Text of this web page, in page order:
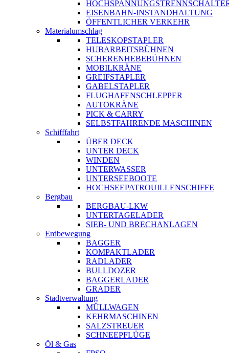
EISENBAHN-INSTANDHALTUNG
ÖFFENTLICHER VERKEHR
Materialumschlag
TELESKOPSTAPLER
HUBARBEITSBÜHNEN
SCHERENHEBEBÜHNEN
MOBILKRÄNE
GREIFSTAPLER
GABELSTAPLER
FLUGHAFENSCHLEPPER
AUTOKRÄNE
PICK & CARRY
SELBSTFAHRENDE MASCHINEN
Schifffahrt
ÜBER DECK
UNTER DECK
WINDEN
UNTERWASSER
UNTERSEEBOOTE
HOCHSEEPATROUILLENSCHIFFE
Bergbau
BERGBAU-LKW
UNTERTAGELADER
SIEB- UND BRECHANLAGEN
Erdbewegung
BAGGER
KOMPAKTLADER
RADLADER
BULLDOZER
BAGGERLADER
GRADER
Stadtverwaltung
MÜLLWAGEN
KEHRMASCHINEN
SALZSTREUER
SCHNEEPFLÜGE
Öl & Gas